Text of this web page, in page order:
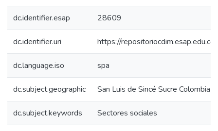
dc.identifier.esap 28609
dc.identifier.uri https://
dc.language.iso spa
dc.subject.geographic San Luis de Sincé Sucre Colombia
dc.subject.keywords Sectores sociales